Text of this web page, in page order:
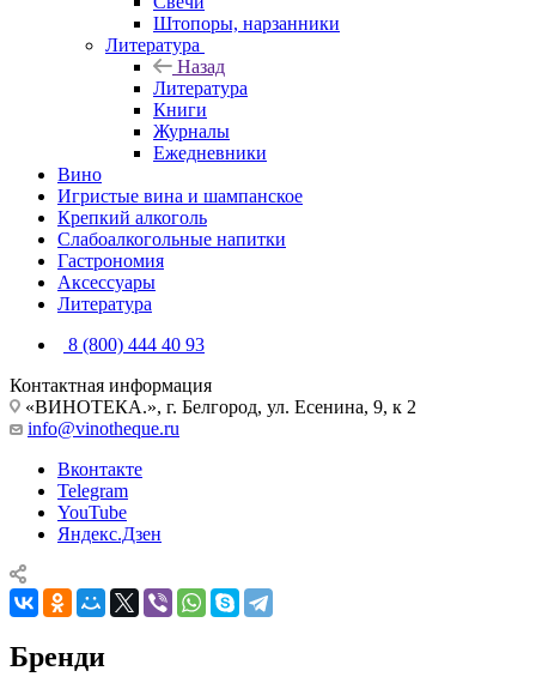
Штопоры, нарзанники
Литература
Назад
Литература
Книги
Журналы
Ежедневники
Вино
Игристые вина и шампанское
Крепкий алкоголь
Слабоалкогольные напитки
Гастрономия
Аксессуары
Литература
8 (800) 444 40 93
Контактная информация
«ВИНОТЕКА.», г. Белгород, ул. Есенина, 9, к 2
info@vinotheque.ru
Вконтакте
Telegram
YouTube
Яндекс.Дзен
Бренди